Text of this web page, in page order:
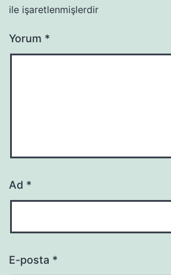
ile işaretlenmişlerdir
Yorum *
Ad *
E-posta *